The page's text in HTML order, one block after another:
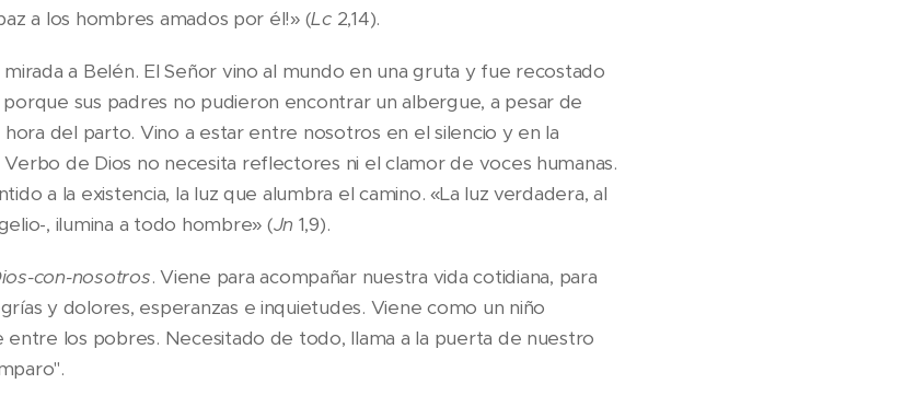
a los hombres amados por él!» (Lc2,14).
a Belén. El Señor vino al mundo en una gruta y fue recostado
sus padres no pudieron encontrar un albergue, a pesar de
del parto. Vino a estar entre nosotros en el silencio y en la
de Dios no necesita reflectores ni el clamor de voces humanas.
a la existencia, la luz que alumbra el camino. «La luz verdadera, al
, ilumina a todo hombre» (Jn 1,9).
con-nosotros. Viene para acompañar nuestra vida cotidiana, para
y dolores, esperanzas e inquietudes. Viene como un niño
los pobres. Necesitado de todo, llama a la puerta de nuestro